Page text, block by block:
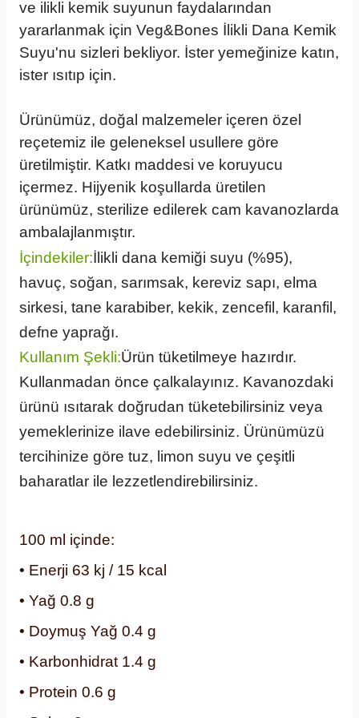
ve ilikli kemik suyunun faydalarından
yararlanmak için Veg&Bones İlikli Dana Kemik
Suyu'nu sizleri bekliyor. İster yemeğinize katın,
ister ısıtıp için.
Ürünümüz, doğal malzemeler içeren özel
reçetemiz ile geleneksel usullere göre
üretilmiştir. Katkı maddesi ve koruyucu
içermez. Hijyenik koşullarda üretilen
ürünümüz, sterilize edilerek cam kavanozlarda
ambalajlanmıştır.
İçindekiler:İlikli dana kemiği suyu (%95),
havuç, soğan, sarımsak, kereviz sapı, elma
sirkesi, tane karabiber, kekik, zencefil, karanfil,
defne yaprağı.
Kullanım Şekli:Ürün tüketilmeye hazırdır.
Kullanmadan önce çalkalayınız. Kavanozdaki
ürünü ısıtarak doğrudan tüketebilirsiniz veya
yemeklerinize ilave edebilirsiniz. Ürünümüzü
tercihinize göre tuz, limon suyu ve çeşitli
baharatlar ile lezzetlendirebilirsiniz.
100 ml içinde:
• Enerji 63 kj / 15 kcal
• Yağ 0.8 g
• Doymuş Yağ 0.4 g
• Karbonhidrat 1.4 g
• Protein 0.6 g